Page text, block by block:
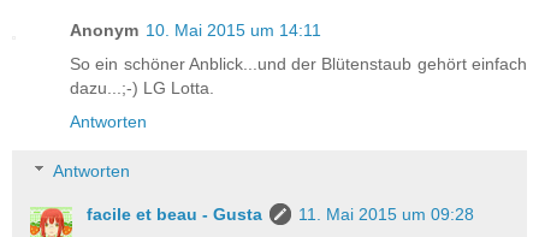
Anonym 10. Mai 2015 um 14:11
So ein schöner Anblick...und der Blütenstaub gehört einfach
dazu...;-) LG Lotta.
Antworten
Antworten
facile et beau - Gusta
11. Mai 2015 um 09:28